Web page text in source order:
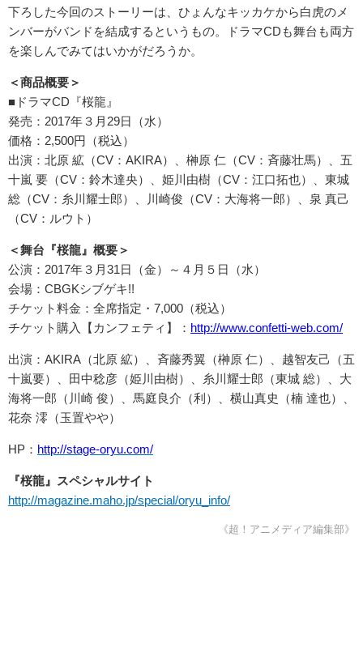
下ろした今回のストーリーは、ひょんなキッカケから白虎のメ
ンバーがバンドを結成するというもの。ドラマCDも舞台も両方
を楽しんでみてはいかがだろうか。
＜商品概要＞
■ドラマCD『桜龍』
発売：2017年３月29日（水）
価格：2,500円（税込）
出演：北原 絋（CV：AKIRA）、榊原 仁（CV：斉藤壮馬）、五
十嵐 要（CV：鈴木達央）、姫川由樹（CV：江口拓也）、東城
総（CV：糸川耀士郎）、川崎俊（CV：大海将一郎）、泉 真己
（CV：ルウト）
＜舞台『桜龍』概要＞
公演：2017年３月31日（金）～４月５日（水）
会場：CBGKシブゲキ!!
チケット料金：全席指定・7,000（税込）
チケット購入【カンフェティ】： http://www.confetti-web.com/
出演：AKIRA（北原 絋）、斉藤秀翼（榊原 仁）、越智友己（五
十嵐要）、田中稔彦（姫川由樹）、糸川耀士郎（東城 総）、大
海将一郎（川崎 俊）、馬庭良介（利）、横山真史（楠 達也）、
花奈 澪（玉置やや）
HP： http://stage-oryu.com/
『桜龍』スペシャルサイト
http://magazine.maho.jp/special/oryu_info/
《超！アニメディア編集部》